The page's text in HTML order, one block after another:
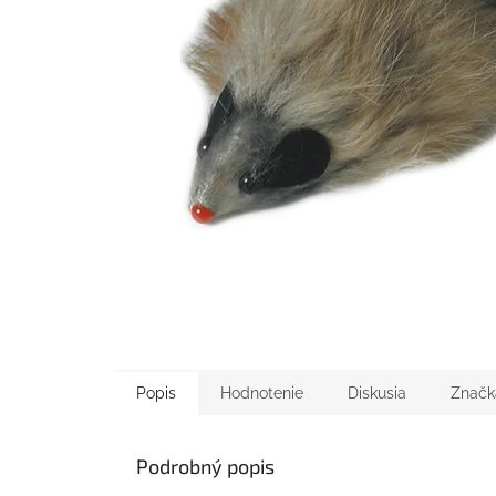
Popis Hodnotenie Diskusia
Podrobný popis